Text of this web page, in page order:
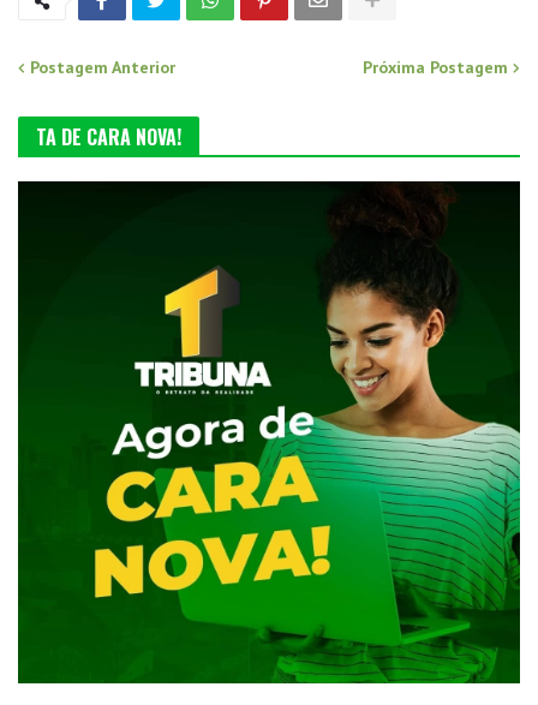
Postagem Anterior Próxima Postagem
TA DE CARA NOVA!